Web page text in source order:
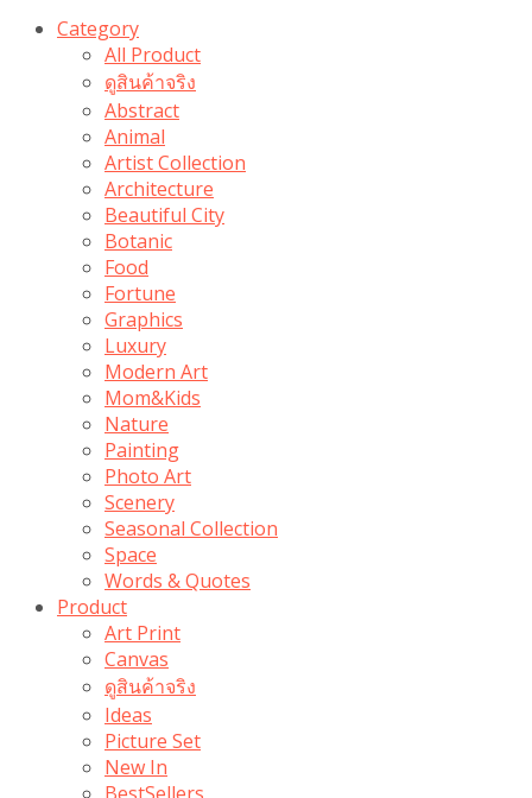
Category
All Product
ดูสินค้าจริง
Abstract
Animal
Artist Collection
Architecture
Beautiful City
Botanic
Food
Fortune
Graphics
Luxury
Modern Art
Mom&Kids
Nature
Painting
Photo Art
Scenery
Seasonal Collection
Space
Words & Quotes
Product
Art Print
Canvas
ดูสินค้าจริง
Ideas
Picture Set
New In
BestSellers